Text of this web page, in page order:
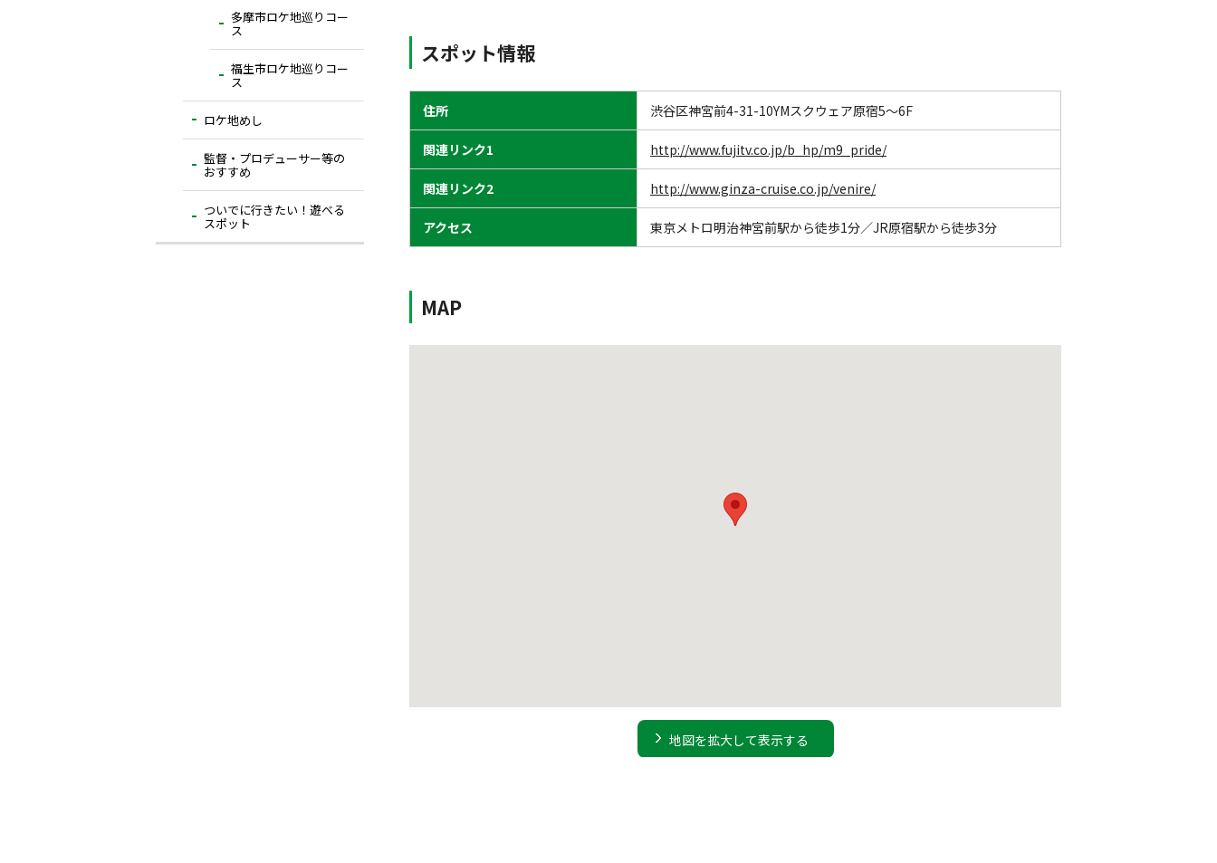
スポット情報
住所 渋谷区神宮前4-31-10YMスクウェア原宿5〜6F
関連リンク1 http://www.fujitv.co.jp/b_hp/m9_pride/
関連リンク2 http://www.ginza-cruise.co.jp/venire/
アクセス 東京メトロ明治神宮前駅から徒歩1分／JR原宿駅から徒歩3分
MAP
地図を拡大して表示する
多摩市ロケ地巡りコー
ス
福生市ロケ地巡りコー
ス
ロケ地めし
監督・プロデューサー等の
おすすめ
ついでに⾏きたい！遊べる
スポット